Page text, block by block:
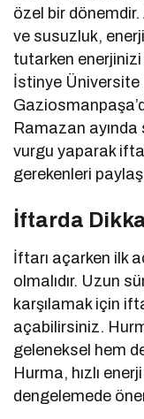
özel bir
ve susuzluk,
tutarken
İstinye
Ramazan ayında
vurgu yaparak
gerekenleri
İftarda
İftarı açarken ilk
olmalıdır. Uzun
karşılamak için
açabilirsiniz.
geleneksel hem
Hurma, hızlı
dengelemede